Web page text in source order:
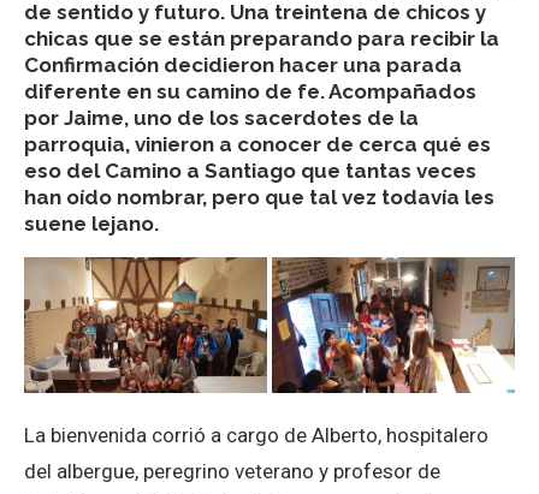
de sentido y futuro. Una treintena de chicos y
chicas que se están preparando para recibir la
Confirmación decidieron hacer una parada
diferente en su camino de fe. Acompañados
por Jaime, uno de los sacerdotes de la
parroquia, vinieron a conocer de cerca qué es
eso del Camino a Santiago que tantas veces
han oído nombrar, pero que tal vez todavía les
suene lejano.
La bienvenida corrió a cargo de Alberto, hospitalero
del albergue, peregrino veterano y profesor de